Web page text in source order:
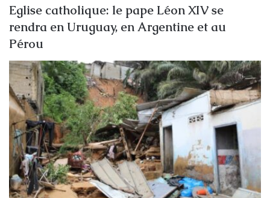
Eglise catholique: le pape Léon XIV se
rendra en Uruguay, en Argentine et au
Pérou